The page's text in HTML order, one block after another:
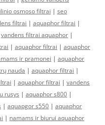
osmoso filtrai | seo
filtrai | aquaphor filtrai |
vandens filtrai aquaphor |
| aquaphor filtrai | aquaphor
ir pramonei | aquaphor
nauda | aquaphor filtrai |
| aquaphor filtrai | vandens
rusys | aquaphor s800 |
| aquapgor s550 | aquaphor
| namams ir biurui aquaphor